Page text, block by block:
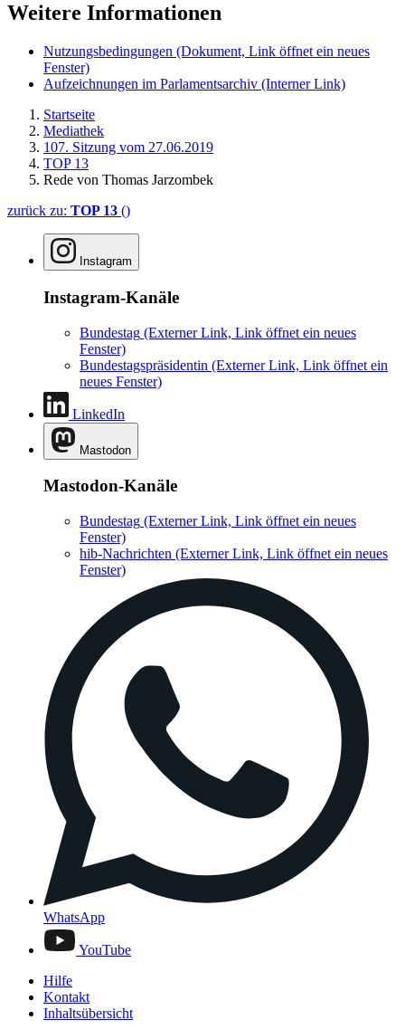
Weitere Informationen
Nutzungsbedingungen (Dokument, Link öffnet ein neues
Fenster)
Aufzeichnungen im Parlamentsarchiv (Interner Link)
Startseite
Mediathek
107. Sitzung vom 27.06.2019
TOP 13
Rede von Thomas Jarzombek
zurück zu: TOP 13 ()
Instagram
Instagram-Kanäle
Bundestag (Externer Link, Link öffnet ein neues
Fenster)
Bundestagspräsidentin (Externer Link, Link öffnet ein
neues Fenster)
LinkedIn
Mastodon
Mastodon-Kanäle
Bundestag (Externer Link, Link öffnet ein neues
Fenster)
hib-Nachrichten (Externer Link, Link öffnet ein neues
Fenster)
WhatsApp
YouTube
Hilfe
Kontakt
Inhaltsübersicht